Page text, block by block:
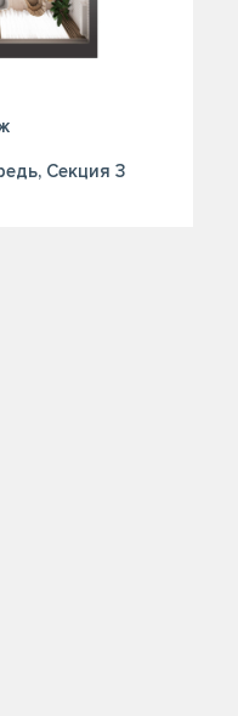
Секция 3